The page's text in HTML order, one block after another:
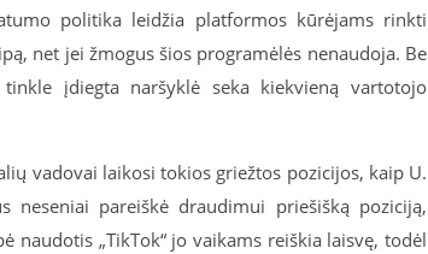
politika leidžia platformos kūrėjams rinkti
net jei žmogus šios programėlės nenaudoja. Be
įdiegta naršyklė seka kiekvieną vartotojo
vadovai laikosi tokios griežtos pozicijos, kaip U.
neseniai pareiškė draudimui priešišką poziciją,
naudotis „TikTok“ jo vaikams reiškia laisvę, todėl